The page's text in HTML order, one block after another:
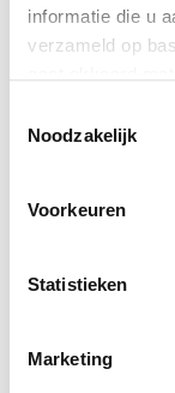
informatie die u
verzameld op
Noodzakelijk
Voorkeuren
Statistieken
Marketing